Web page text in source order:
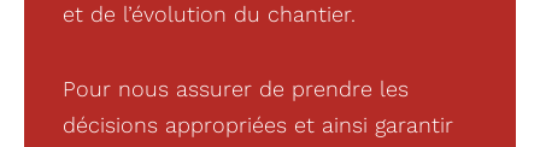
et de l’évolution du chantier.
Pour nous assurer de prendre les
décisions appropriées et ainsi garantir